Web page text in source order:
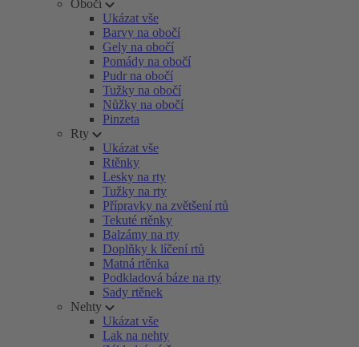
Obočí
Ukázat vše
Barvy na obočí
Gely na obočí
Pomády na obočí
Pudr na obočí
Tužky na obočí
Nůžky na obočí
Pinzeta
Rty
Ukázat vše
Rtěnky
Lesky na rty
Tužky na rty
Přípravky na zvětšení rtů
Tekuté rtěnky
Balzámy na rty
Doplňky k líčení rtů
Matná rtěnka
Podkladová báze na rty
Sady rtěnek
Nehty
Ukázat vše
Lak na nehty